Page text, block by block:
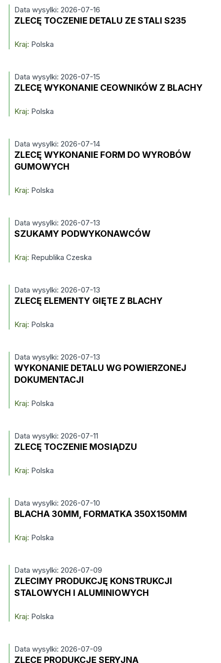
Data wysylki: 2026-07-16
ZLECĘ TOCZENIE DETALU ZE STALI S235
Kraj: Polska
Data wysylki: 2026-07-15
ZLECĘ WYKONANIE CEOWNIKÓW Z BLACHY
Kraj: Polska
Data wysylki: 2026-07-14
ZLECĘ WYKONANIE FORM DO WYROBÓW
GUMOWYCH
Kraj: Polska
Data wysylki: 2026-07-13
SZUKAMY PODWYKONAWCÓW
Kraj: Republika Czeska
Data wysylki: 2026-07-13
ZLECĘ ELEMENTY GIĘTE Z BLACHY
Kraj: Polska
Data wysylki: 2026-07-13
WYKONANIE DETALU WG POWIERZONEJ
DOKUMENTACJI
Kraj: Polska
Data wysylki: 2026-07-11
ZLECĘ TOCZENIE MOSIĄDZU
Kraj: Polska
Data wysylki: 2026-07-10
BLACHA 30MM, FORMATKA 350X150MM
Kraj: Polska
Data wysylki: 2026-07-09
ZLECIMY PRODUKCJĘ KONSTRUKCJI
STALOWYCH I ALUMINIOWYCH
Kraj: Polska
Data wysylki: 2026-07-09
ZLECĘ PRODUKCJĘ SERYJNĄ